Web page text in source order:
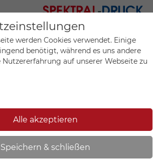
Mo.-Fr. 09:00-17:00
+49 (0)711 55 75 25
Warenkorb
werden Cookies verwendet. Einige
benötigt, während es uns andere
auf unserer Webseite zu
Alle akzeptieren
Speichern & schließen